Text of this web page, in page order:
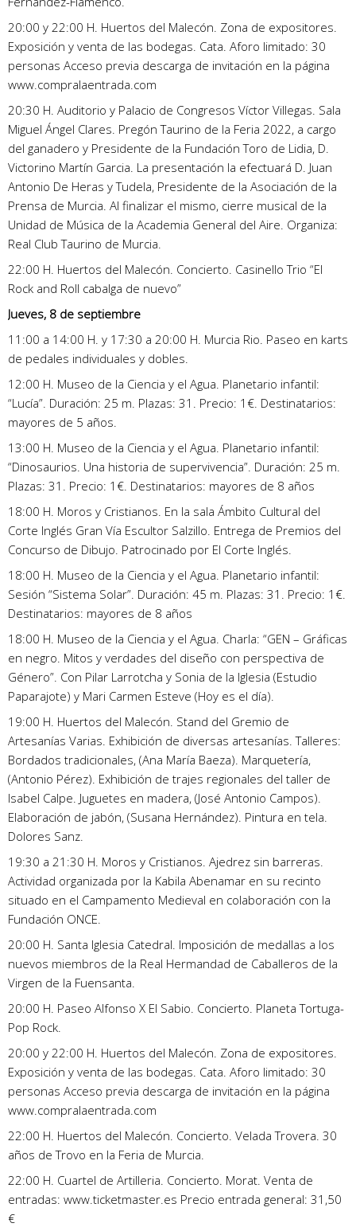
20:00 y 22:00 H. Huertos del Malecón. Zona de expositores.
Exposición y venta de las bodegas. Cata. Aforo limitado: 30
personas Acceso previa descarga de invitación en la página
www.compralaentrada.com
20:30 H. Auditorio y Palacio de Congresos Víctor Villegas. Sala
Miguel Ángel Clares. Pregón Taurino de la Feria 2022, a cargo
del ganadero y Presidente de la Fundación Toro de Lidia, D.
Victorino Martín Garcia. La presentación la efectuará D. Juan
Antonio De Heras y Tudela, Presidente de la Asociación de la
Prensa de Murcia. Al finalizar el mismo, cierre musical de la
Unidad de Música de la Academia General del Aire. Organiza:
Real Club Taurino de Murcia.
22:00 H. Huertos del Malecón. Concierto. Casinello Trio “El
Rock and Roll cabalga de nuevo”
Jueves, 8 de septiembre
11:00 a 14:00 H. y 17:30 a 20:00 H. Murcia Rio. Paseo en karts
de pedales individuales y dobles.
12:00 H. Museo de la Ciencia y el Agua. Planetario infantil:
“Lucía”. Duración: 25 m. Plazas: 31. Precio: 1€. Destinatarios:
mayores de 5 años.
13:00 H. Museo de la Ciencia y el Agua. Planetario infantil:
“Dinosaurios. Una historia de supervivencia”. Duración: 25 m.
Plazas: 31. Precio: 1€. Destinatarios: mayores de 8 años
18:00 H. Moros y Cristianos. En la sala Ámbito Cultural del
Corte Inglés Gran Vía Escultor Salzillo. Entrega de Premios del
Concurso de Dibujo. Patrocinado por El Corte Inglés.
18:00 H. Museo de la Ciencia y el Agua. Planetario infantil:
Sesión “Sistema Solar”. Duración: 45 m. Plazas: 31. Precio: 1€.
Destinatarios: mayores de 8 años
18:00 H. Museo de la Ciencia y el Agua. Charla: “GEN – Gráficas
en negro. Mitos y verdades del diseño con perspectiva de
Género”. Con Pilar Larrotcha y Sonia de la Iglesia (Estudio
Paparajote) y Mari Carmen Esteve (Hoy es el día).
19:00 H. Huertos del Malecón. Stand del Gremio de
Artesanías Varias. Exhibición de diversas artesanías. Talleres:
Bordados tradicionales, (Ana María Baeza). Marquetería,
(Antonio Pérez). Exhibición de trajes regionales del taller de
Isabel Calpe. Juguetes en madera, (José Antonio Campos).
Elaboración de jabón, (Susana Hernández). Pintura en tela.
Dolores Sanz.
19:30 a 21:30 H. Moros y Cristianos. Ajedrez sin barreras.
Actividad organizada por la Kabila Abenamar en su recinto
situado en el Campamento Medieval en colaboración con la
Fundación ONCE.
20:00 H. Santa Iglesia Catedral. Imposición de medallas a los
nuevos miembros de la Real Hermandad de Caballeros de la
Virgen de la Fuensanta.
20:00 H. Paseo Alfonso X El Sabio. Concierto. Planeta Tortuga-
Pop Rock.
20:00 y 22:00 H. Huertos del Malecón. Zona de expositores.
Exposición y venta de las bodegas. Cata. Aforo limitado: 30
personas Acceso previa descarga de invitación en la página
www.compralaentrada.com
22:00 H. Huertos del Malecón. Concierto. Velada Trovera. 30
años de Trovo en la Feria de Murcia.
22:00 H. Cuartel de Artilleria. Concierto. Morat. Venta de
entradas: www.ticketmaster.es Precio entrada general: 31,50
€